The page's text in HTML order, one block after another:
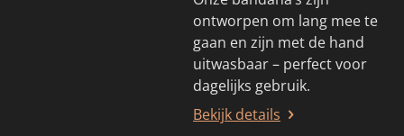
ontworpen om lang mee te
gaan en zijn met de hand
uitwasbaar – perfect voor
dagelijks gebruik.
Bekijk details